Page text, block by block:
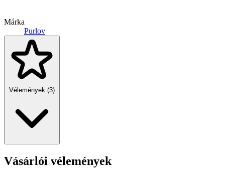
Márka
Purlov
Vélemények (3)
Vásárlói vélemények